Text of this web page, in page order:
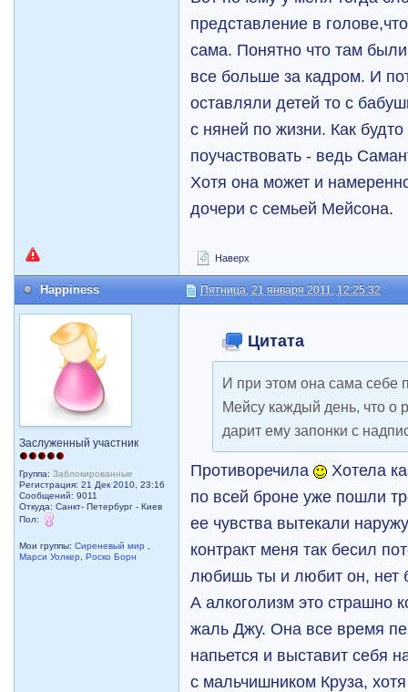
представление в
сама. Понятно что там
все больше за кадром. И
оставляли детей то с
с няней по жизни. Как
поучаствовать - ведь
Хотя она может и
дочери с семьей Мейсона.
Наверх
Happiness Пятница, 21 января 2011, 12:25:32
Заслуженный участник
Группа:Заблокированные
Регистрация: 21 Дек 2010, 23:16
Сообщений: 9011
Откуда: Санкт- Петербург - Киев
Пол:
Мои группы:Сиреневый мир
Марси Уолкер
,Роско Борн
Цитата
И при этом она сама себе
Мейсу каждый день, что о
дарит ему запонки с
Противоречила
Хотела
по всей броне уже пошли
ее чувства вытекали
контракт меня так бесил
любишь ты и любит он, нет
А алкоголизм это страшно
жаль Джу. Она все время
напьется и выставит
с мальчишником Круза,